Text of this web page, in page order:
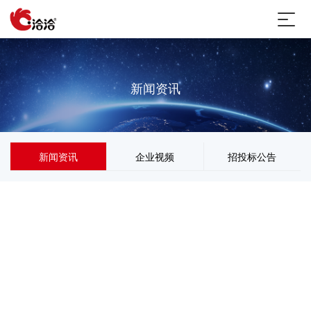
新闻资讯
新闻资讯 企业视频 招投标公告